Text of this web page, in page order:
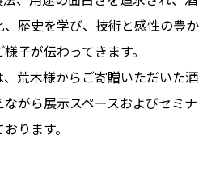
歴史を学び、技術と感性の豊か
子が伝わってきます。
荒木様からご寄贈いただいた酒
がら展示スペースおよびセミナ
ります。